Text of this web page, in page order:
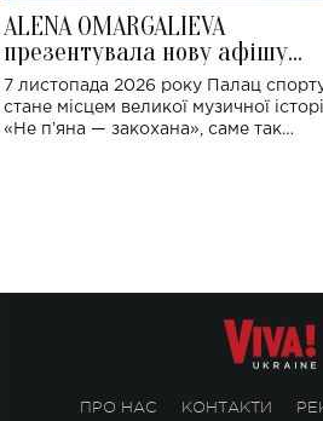
ALENA OMARGALIEVA
презентувала нову афішу
великого концерту в Палаці
спорту
7 листопада 2026 року Палац
стане місцем великої музичної
«Не пʼяна — закохана», саме так
ПРО НАС КОНТАКТИ